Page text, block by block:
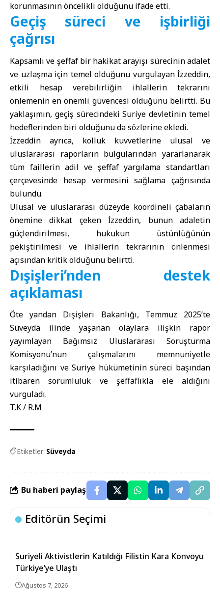
korunmasının öncelikli olduğunu ifade etti.
Geçiş süreci ve işbirliği
çağrısı
Kapsamlı ve şeffaf bir hakikat arayışı sürecinin adalet
ve uzlaşma için temel olduğunu vurgulayan İzzeddin,
etkili hesap verebilirliğin ihlallerin tekrarını
önlemenin en önemli güvencesi olduğunu belirtti. Bu
yaklaşımın, geçiş sürecindeki Suriye devletinin temel
hedeflerinden biri olduğunu da sözlerine ekledi.
İzzeddin ayrıca, kolluk kuvvetlerine ulusal ve
uluslararası raporların bulgularından yararlanarak
tüm faillerin adil ve şeffaf yargılama standartları
çerçevesinde hesap vermesini sağlama çağrısında
bulundu.
Ulusal ve uluslararası düzeyde koordineli çabaların
önemine dikkat çeken İzzeddin, bunun adaletin
güçlendirilmesi, hukukun üstünlüğünün
pekiştirilmesi ve ihlallerin tekrarının önlenmesi
açısından kritik olduğunu belirtti.
Dışişleri’nden destek
açıklaması
Öte yandan Dışişleri Bakanlığı, Temmuz 2025’te
Süveyda ilinde yaşanan olaylara ilişkin rapor
yayımlayan Bağımsız Uluslararası Soruşturma
Komisyonu’nun çalışmalarını memnuniyetle
karşıladığını ve Suriye hükümetinin süreci başından
itibaren sorumluluk ve şeffaflıkla ele aldığını
vurguladı.
T.K / R.M
Etiketler: Süveyda
Bu haberi paylaş
Editörün Seçimi
Suriyeli Aktivistlerin Katıldığı Filistin Kara Konvoyu
Türkiye’ye Ulaştı
Ağustos 7, 2026